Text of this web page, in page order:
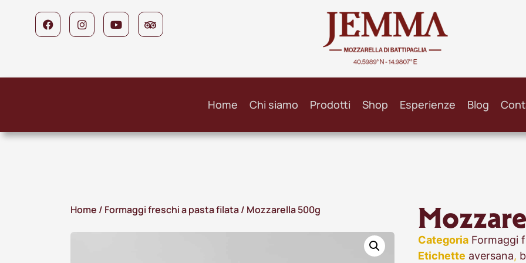
Home Chi siamo Prodotti Shop Esperienze Blog
Home / Formaggi freschi a pasta filata/ Mozzarella 500g
Categoria Formaggi
Etichette aversana,